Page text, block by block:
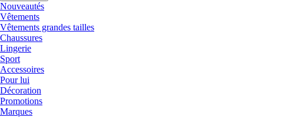
Nouveautés
Vêtements
Vêtements grandes tailles
Chaussures
Lingerie
Sport
Accessoires
Pour lui
Décoration
Promotions
Marques